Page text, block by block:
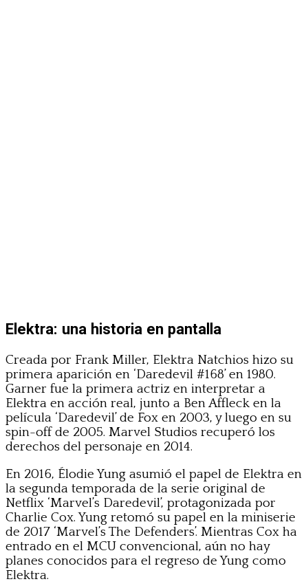
Elektra: una historia en pantalla
Creada por Frank Miller, Elektra Natchios hizo su
primera aparición en ‘Daredevil #168’ en 1980.
Garner fue la primera actriz en interpretar a
Elektra en acción real, junto a Ben Affleck en la
película ‘Daredevil’ de Fox en 2003, y luego en su
spin-off de 2005. Marvel Studios recuperó los
derechos del personaje en 2014.
En 2016, Élodie Yung asumió el papel de Elektra en
la segunda temporada de la serie original de
Netflix ‘Marvel’s Daredevil’, protagonizada por
Charlie Cox. Yung retomó su papel en la miniserie
de 2017 ‘Marvel’s The Defenders’. Mientras Cox ha
entrado en el MCU convencional, aún no hay
planes conocidos para el regreso de Yung como
Elektra.